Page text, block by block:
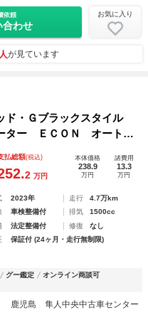
依頼
合わせ
お気に入り
が見ています
ド・Ｇブラックスタイル
ター ＥＣＯＮ オートク
減ブレーキ ＬＥＤヘッ
ＤＶＤ再生 スマートキ
払総額(税込)
2 万円
本体価格
238.9
万円
諸費用
13.3
万円
2023年 走行
4.7万km
車検整備付 排気
1500cc
法定整備付 修復
なし
保証付 (24ヶ月・走行無制限)
グー鑑定
オンライン商談可
鹿児島 隼人中央中古車センター